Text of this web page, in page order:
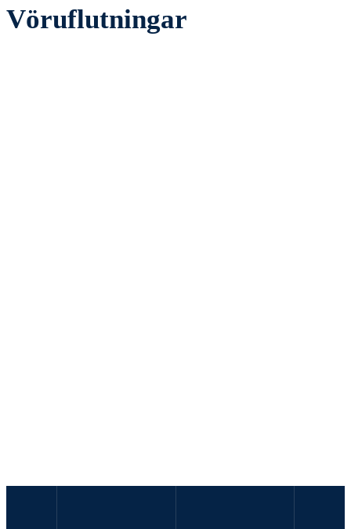
Vöruflutningar